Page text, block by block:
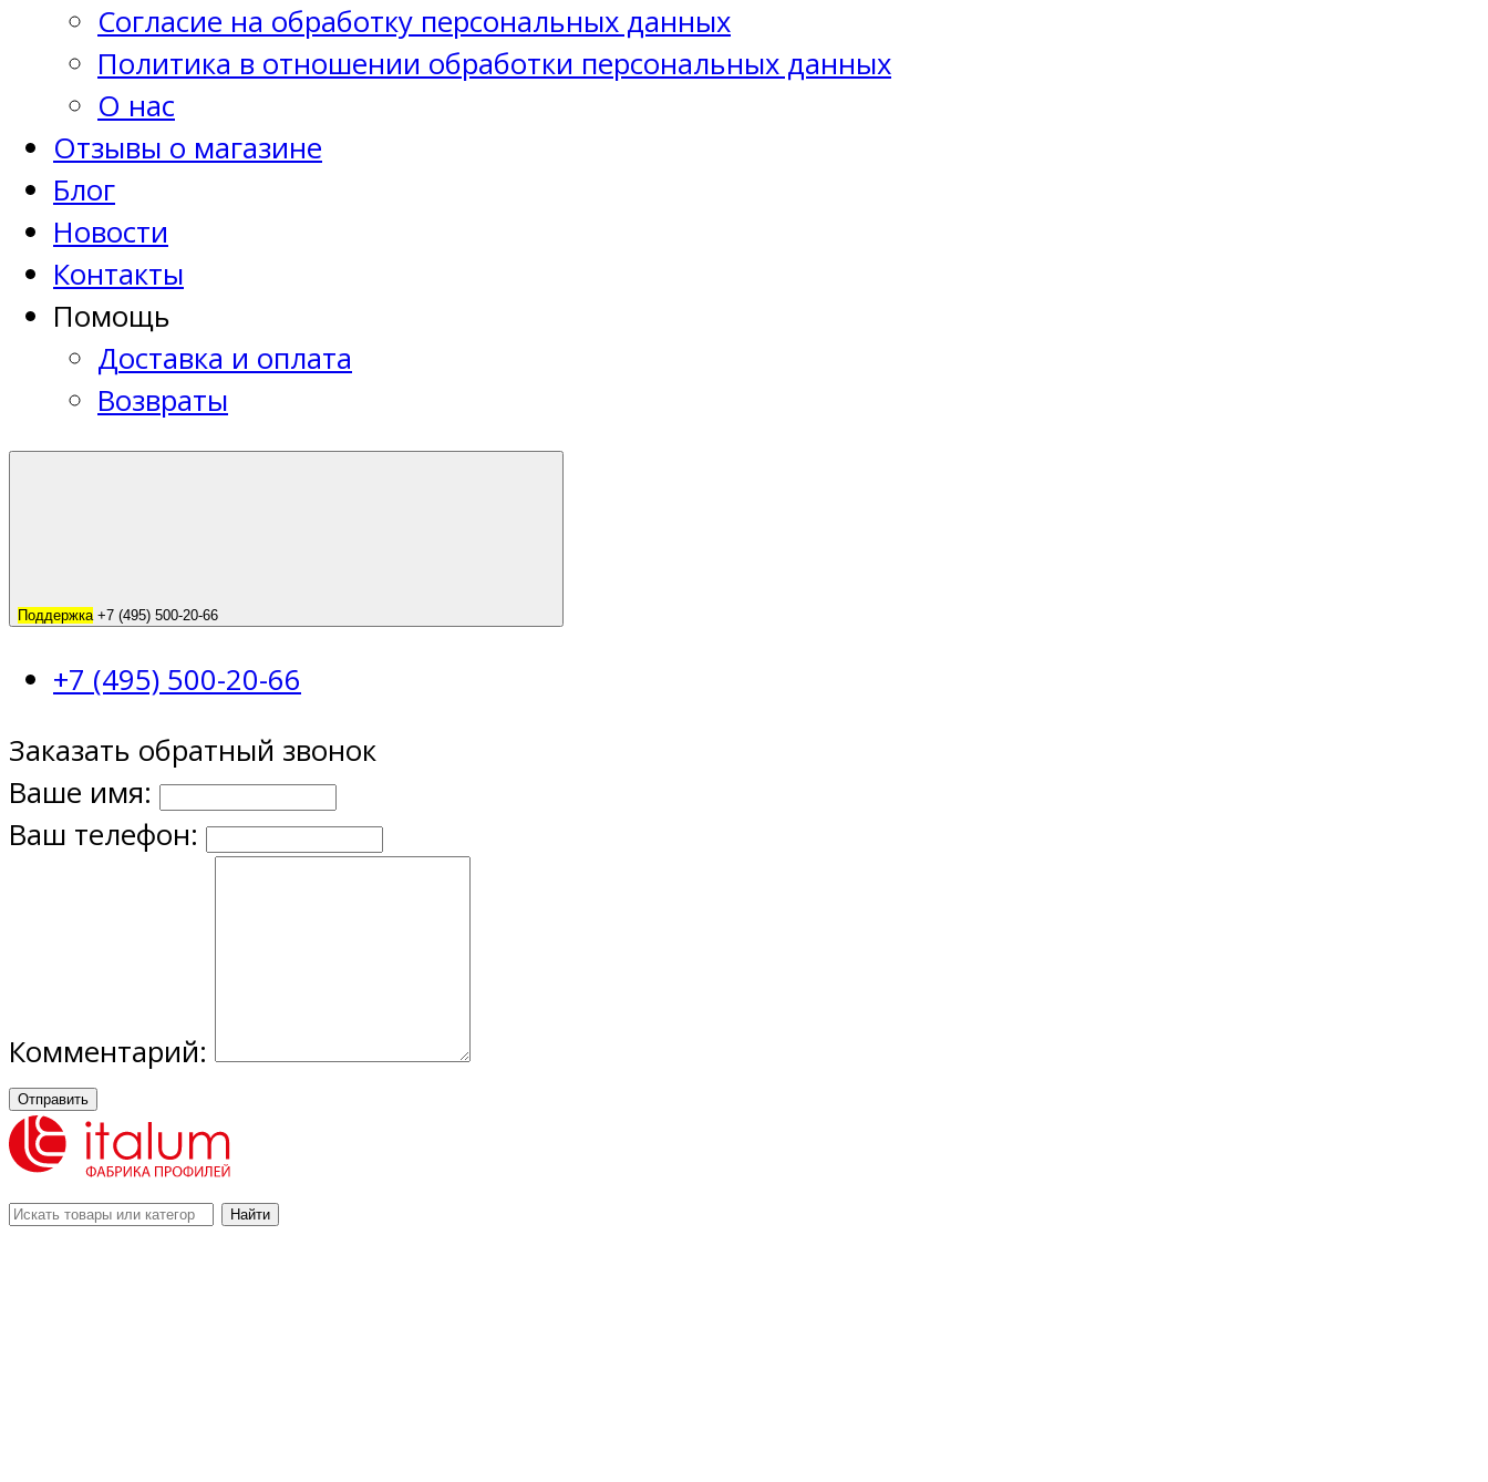
Согласие на обработку персональных данных
Политика в отношении обработки персональных данных
О нас
Отзывы о магазине
Блог
Новости
Контакты
Помощь
Доставка и оплата
Возвраты
Поддержка +7 (495) 500-20-66
+7 (495) 500-20-66
Заказать обратный звонок
Ваше имя:
Ваш телефон:
Комментарий:
Отправить
Найти